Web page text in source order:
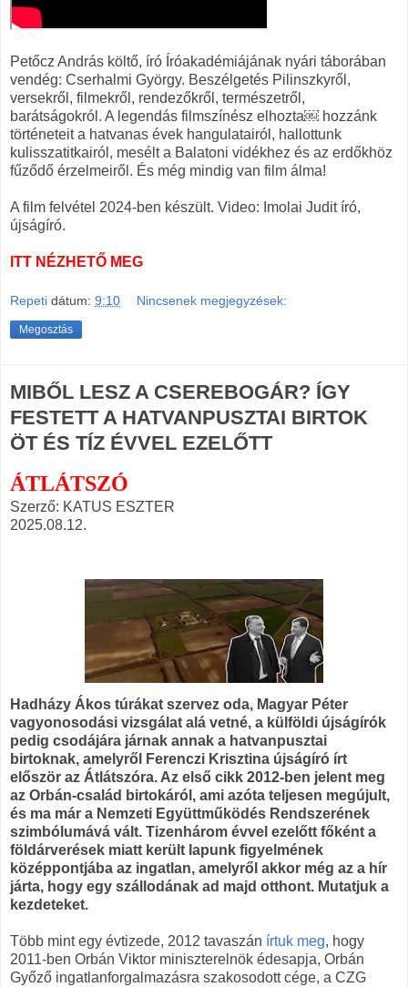
Petőcz András költő, író Íróakadémiájának nyári táborában
vendég: Cserhalmi György. Beszélgetés Pilinszkyről,
versekről, filmekről, rendezőkről, természetről,
barátságokról. A legendás filmszínész elhozta￼ hozzánk
történeteit a hatvanas évek hangulatairól, hallottunk
kulisszatitkairól, mesélt a Balatoni vidékhez és az erdőkhöz
fűződő érzelmeiről. És még mindig van film álma!
A film felvétel 2024-ben készült. Video: Imolai Judit író,
újságíró.
ITT NÉZHETŐ MEG
Repeti dátum: 9:10 Nincsenek megjegyzések:
Megosztás
MIBŐL LESZ A CSEREBOGÁR? ÍGY
FESTETT A HATVANPUSZTAI BIRTOK
ÖT ÉS TÍZ ÉVVEL EZELŐTT
ÁTLÁTSZÓ
Szerző: KATUS ESZTER
2025.08.12.
Hadházy Ákos túrákat szervez oda, Magyar Péter
vagyonosodási vizsgálat alá vetné, a külföldi újságírók
pedig csodájára járnak annak a hatvanpusztai
birtoknak, amelyről Ferenczi Krisztina újságíró írt
először az Átlátszóra. Az első cikk 2012-ben jelent meg
az Orbán-család birtokáról, ami azóta teljesen megújult,
és ma már a Nemzeti Együttműködés Rendszerének
szimbólumává vált. Tizenhárom évvel ezelőtt főként a
földárverések miatt került lapunk figyelmének
középpontjába az ingatlan, amelyről akkor még az a hír
járta, hogy egy szállodának ad majd otthont. Mutatjuk a
kezdeteket.
Több mint egy évtizede, 2012 tavaszán írtuk meg, hogy
2011-ben Orbán Viktor miniszterelnök édesapja, Orbán
Győző ingatlanforgalmazásra szakosodott cége, a CZG